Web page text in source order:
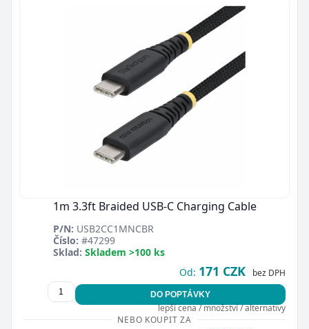
1m 3.3ft Braided USB-C Charging Cable
P/N: USB2CC1MNCBR
Číslo: #47299
Sklad: Skladem >100 ks
Od: 171 CZK bez DPH
DO POPTÁVKY
lepší cena / množství / alternativy
NEBO KOUPIT ZA